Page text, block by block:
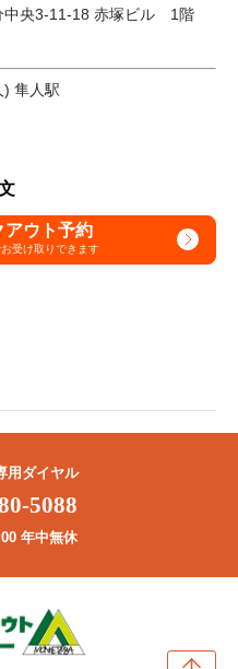
中央3-11-18 赤塚ビル 1階
) 隼人駅
ウト予約
受け取りできます
用ダイヤル
5088
年中無休